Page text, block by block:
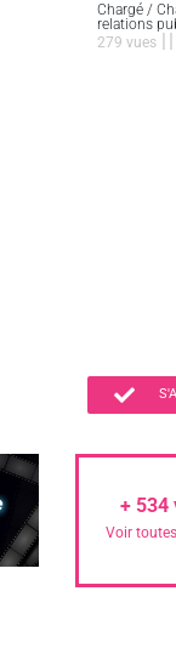
Chargé /
relations
279 vues
+ 534
Voir